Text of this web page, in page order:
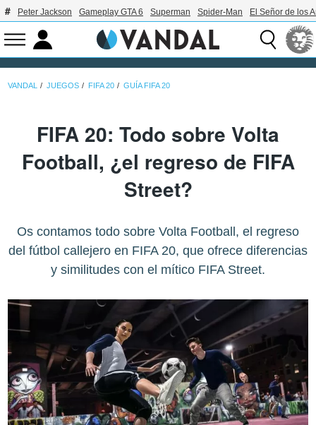
Peter Jackson Gameplay GTA 6 Superman Spider-Man El Señor de los
VANDAL JUEGOS FIFA 20 GUÍA FIFA 20
FIFA 20: Todo sobre Volta
Football, ¿el regreso de FIFA
Street?
Os contamos todo sobre Volta Football, el regreso
del fútbol callejero en FIFA 20, que ofrece diferencias
y similitudes con el mítico FIFA Street.